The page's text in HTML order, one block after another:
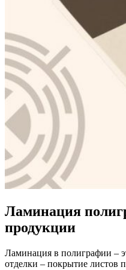
Ламинация
продукции
Ламинация в полиграфии –
отделки – покрытие листов